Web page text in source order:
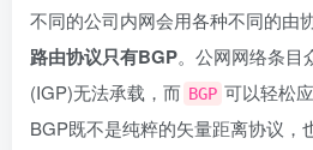
不同的公司内网会用各种不同的由
路由协议只有BGP。公网网络条目
(IGP)无法承载，而 BGP 可以轻松应
BGP既不是纯粹的矢量距离协议，